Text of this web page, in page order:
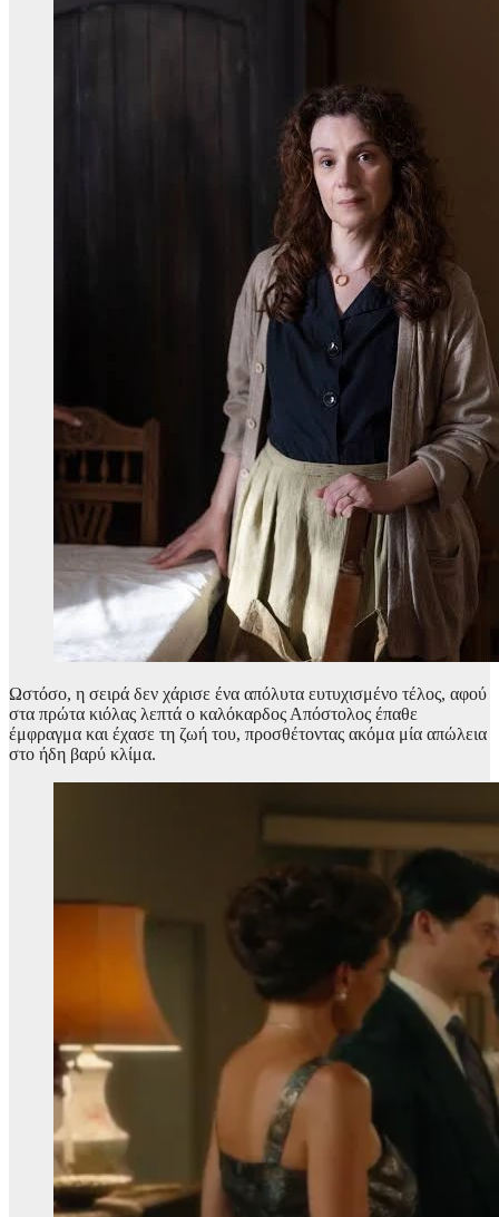
Ωστόσο, η σειρά δεν χάρισε ένα απόλυτα ευτυχισμένο τέλος, αφού
στα πρώτα κιόλας λεπτά ο καλόκαρδος Απόστολος έπαθε
έμφραγμα και έχασε τη ζωή του, προσθέτοντας ακόμα μία απώλεια
στο ήδη βαρύ κλίμα.